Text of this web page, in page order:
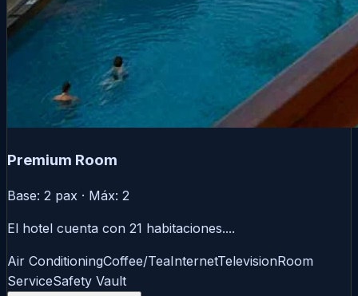
Premium Room
Base: 2 pax · Máx: 2
El hotel cuenta con 21 habitaciones....
Air ConditioningCoffee/TeaInternetTelevisionRoom
ServiceSafety Vault